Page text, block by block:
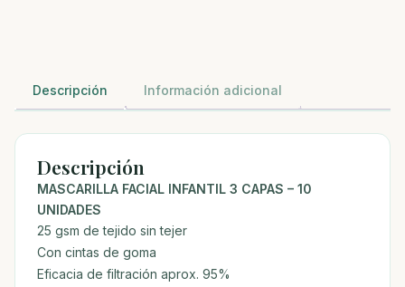
Unidades
Descripción Información adicional
Descripción
MASCARILLA FACIAL INFANTIL 3 CAPAS – 10
UNIDADES
25 gsm de tejido sin tejer
Con cintas de goma
Eficacia de filtración aprox. 95%